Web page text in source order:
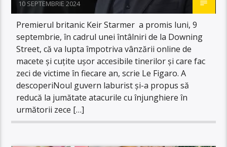
10 SEPTEMBRIE 2024
Premierul britanic Keir Starmer a promis luni, 9
septembrie, în cadrul unei întâlniri de la Downing
Street, că va lupta împotriva vânzării online de
macete și cuțite ușor accesibile tinerilor și care fac
zeci de victime în fiecare an, scrie Le Figaro. A
descoperiNoul guvern laburist și-a propus să
reducă la jumătate atacurile cu înjunghiere în
următorii zece […]